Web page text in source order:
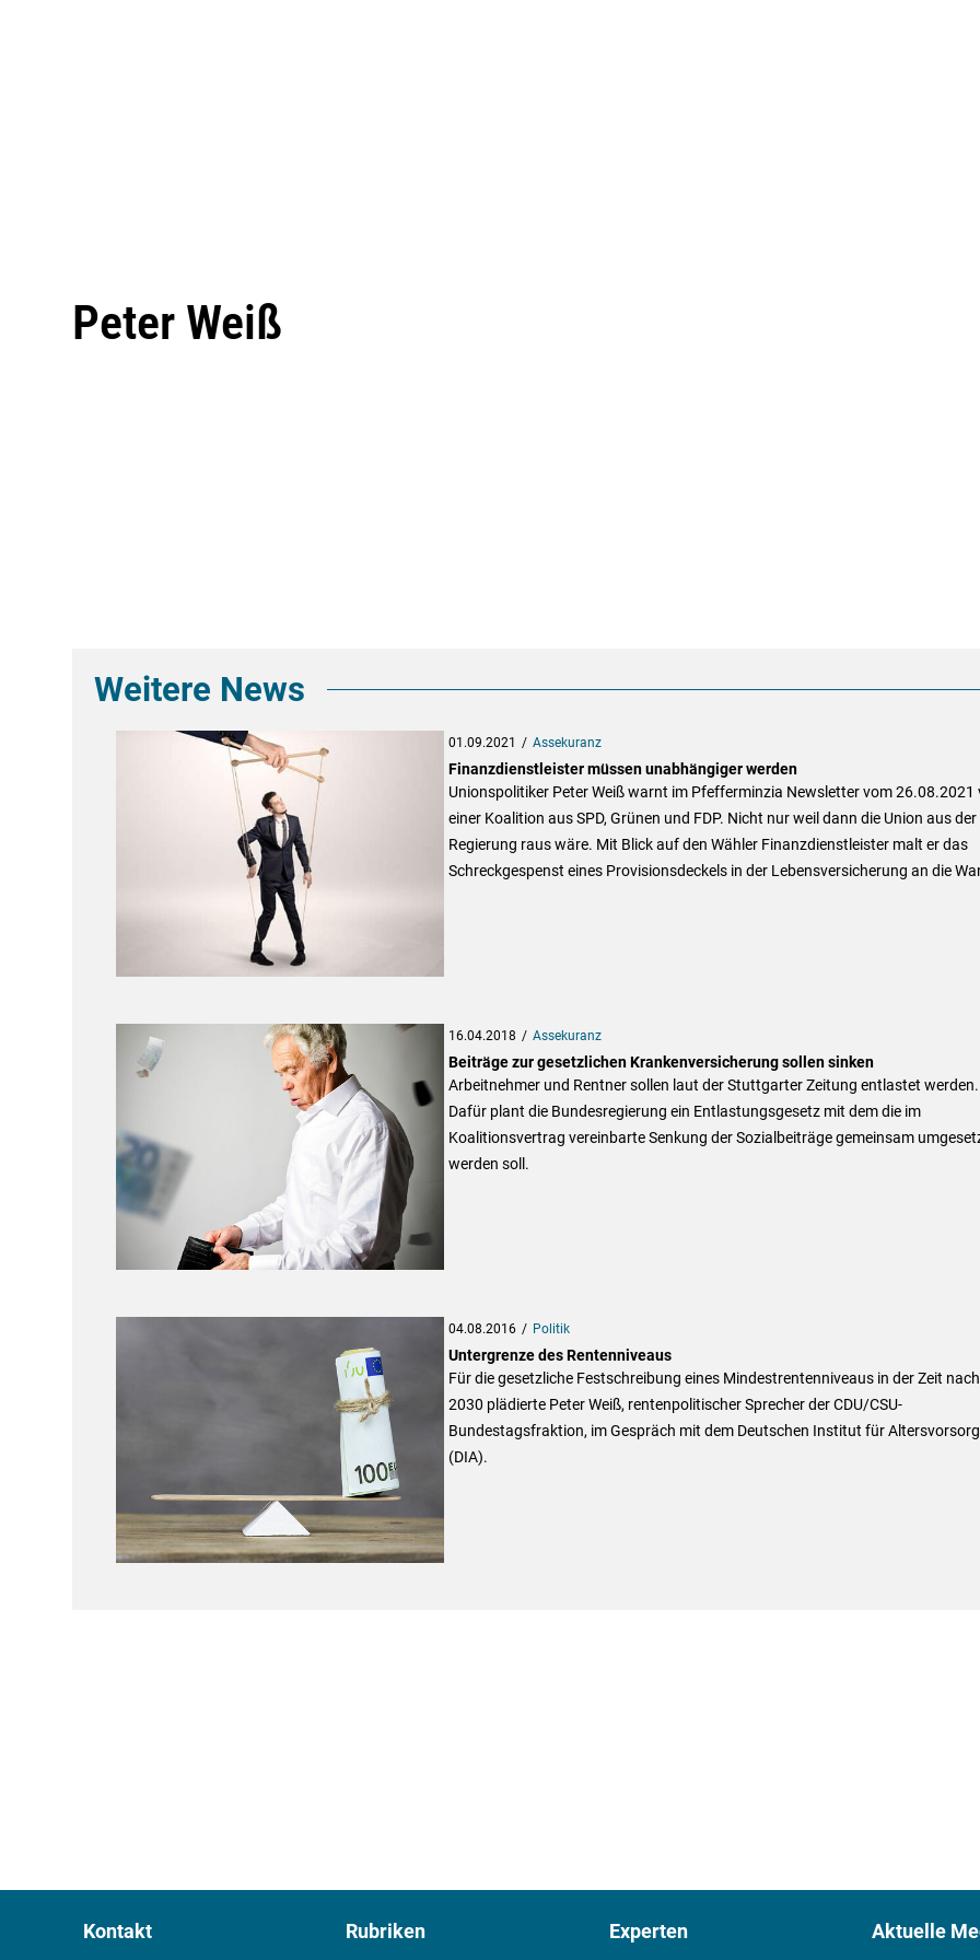
Peter Weiß
Weitere News
01.09.2021 Assekuranz
Finanzdienstleister müssen unabhängiger werden
Unionspolitiker Peter Weiß warnt im Pfefferminzia Newsletter vom 26.08.2021
einer Koalition aus SPD, Grünen und FDP. Nicht nur weil dann die Union aus der
Regierung raus wäre. Mit Blick auf den Wähler Finanzdienstleister malt er das
Schreckgespenst eines Provisionsdeckels in der Lebensversicherung an die
16.04.2018 Assekuranz
Beiträge zur gesetzlichen Krankenversicherung sollen sinken
Arbeitnehmer und Rentner sollen laut der Stuttgarter Zeitung entlastet werden.
Dafür plant die Bundesregierung ein Entlastungsgesetz mit dem die im
Koalitionsvertrag vereinbarte Senkung der Sozialbeiträge gemeinsam
werden soll.
04.08.2016 Politik
Untergrenze des Rentenniveaus
Für die gesetzliche Festschreibung eines Mindestrentenniveaus in der Zeit nach
2030 plädierte Peter Weiß, rentenpolitischer Sprecher der CDU/CSU-
Bundestagsfraktion, im Gespräch mit dem Deutschen Institut für
(DIA).
Kontakt Rubriken Experten Aktuelle